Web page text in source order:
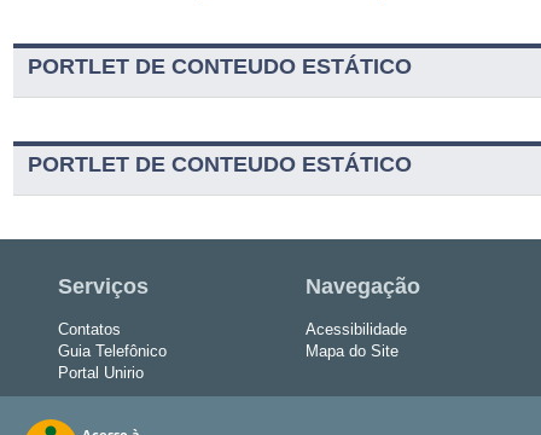
PORTLET DE CONTEUDO ESTÁTICO
PORTLET DE CONTEUDO ESTÁTICO
Serviços
Contatos
Guia Telefônico
Portal Unirio
Navegação
Acessibilidade
Mapa do Site